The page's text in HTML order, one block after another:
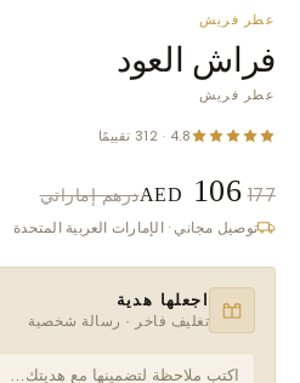
عطر فريش
فراش العود
عطر فريش
4.8 · 312 تقييمًا
AED 106 177 درهم إماراتي
توصيل مجاني · الإمارات العربية المتحدة
اجعلها هدية
تغليف فاخر · رسالة شخصية